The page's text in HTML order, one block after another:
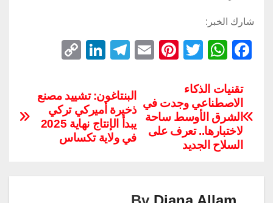
شارك الخبر:
F
c
e
b
o
W
at
s
A
p
T
er
Pi
e
st
E
ail
T
e
gr
a
m
Li
k
e
dI
n
y
Li
n
البنتاغون: تشييد مصنع
ذخيرة أميركي تركي
يبدأ الإنتاج نهاية 2025
في ولاية تكساس
تقنيات الذكاء
الاصطناعي وجدت في
الشرق الأوسط ساحة
لاختبارها.. تعرف على
السلاح الجديد